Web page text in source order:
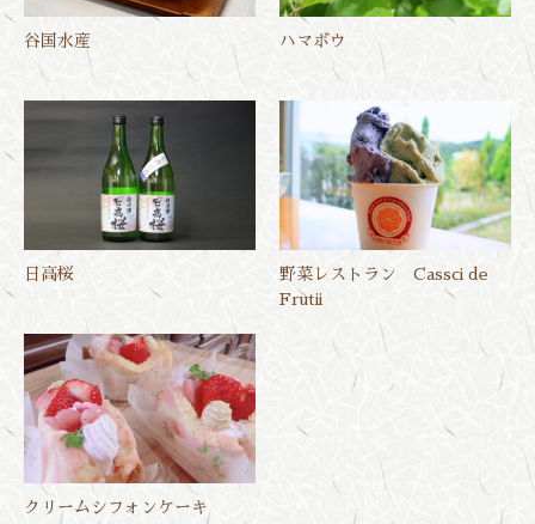
谷国水産 ハマボウ
日高桜
野菜レストラン Cassci de
Frutii
クリームシフォンケーキ